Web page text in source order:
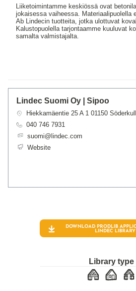
Liiketoimintamme keskiössä ovat
jokaisessa vaiheessa. Materiaalipuolella
Ab Lindecin tuotteita, jotka ulottuvat
Kalustopuolella tarjontaamme kuuluvat
samalta valmistajalta.
Lindec Suomi Oy | Sipoo
Hiekkamäentie 25 A 1 01150
040 746 7931
suomi@lindec.com
Website
DOWNLOAD PRODLIB
LINDEC
LIBRARY
Library type